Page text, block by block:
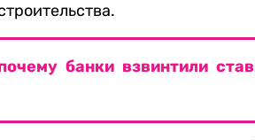
банки взвинтили